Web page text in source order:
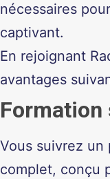
nécessaires
captivant.
En rejoignant
avantages
Formation
Vous suivrez un
complet, conçu